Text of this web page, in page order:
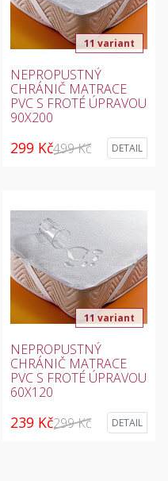
11 variant
NEPROPUSTNÝ
CHRÁNIČ MATRACE
PVC S FROTÉ ÚPRAVOU
90X200
299 Kč499 Kč DETAIL
11 variant
NEPROPUSTNÝ
CHRÁNIČ MATRACE
PVC S FROTÉ ÚPRAVOU
60X120
239 Kč299 Kč DETAIL